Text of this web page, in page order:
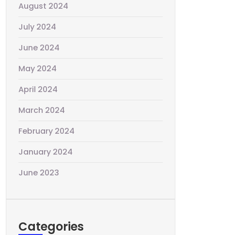
August 2024
July 2024
June 2024
May 2024
April 2024
March 2024
February 2024
January 2024
June 2023
Categories